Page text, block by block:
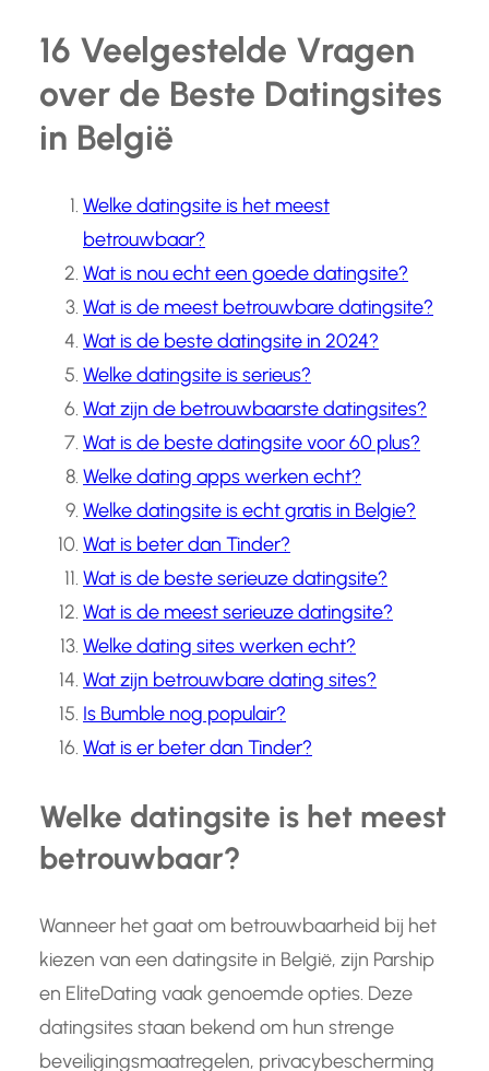
16 Veelgestelde Vragen
over de Beste Datingsites
in België
Welke datingsite is het meest
betrouwbaar?
Wat is nou echt een goede datingsite?
Wat is de meest betrouwbare datingsite?
Wat is de beste datingsite in 2024?
Welke datingsite is serieus?
Wat zijn de betrouwbaarste datingsites?
Wat is de beste datingsite voor 60 plus?
Welke dating apps werken echt?
Welke datingsite is echt gratis in Belgie?
Wat is beter dan Tinder?
Wat is de beste serieuze datingsite?
Wat is de meest serieuze datingsite?
Welke dating sites werken echt?
Wat zijn betrouwbare dating sites?
Is Bumble nog populair?
Wat is er beter dan Tinder?
Welke datingsite is het meest
betrouwbaar?
Wanneer het gaat om betrouwbaarheid bij het
kiezen van een datingsite in België, zijn Parship
en EliteDating vaak genoemde opties. Deze
datingsites staan bekend om hun strenge
beveiligingsmaatregelen, privacybescherming